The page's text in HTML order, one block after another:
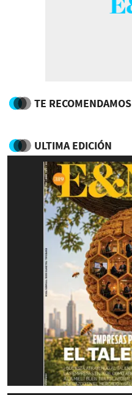
TE RECOMENDAMOS
ULTIMA EDICIÓN